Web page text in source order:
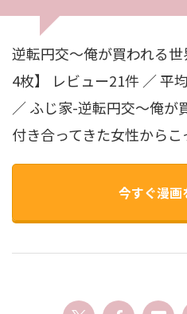
逆転円交〜俺が買われる
4枚】 レビュー21件 ／ 平
／ ふじ家-逆転円交〜俺が
付き合ってきた女性から
今すぐ漫画